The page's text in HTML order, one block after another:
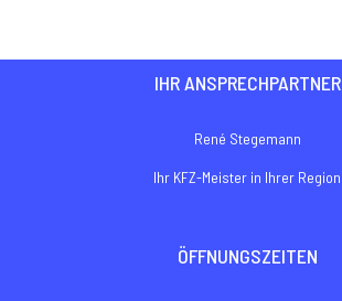
IHR ANSPRECHPARTNER
René Stegemann
Ihr KFZ-Meister in Ihrer Region
ÖFFNUNGSZEITEN